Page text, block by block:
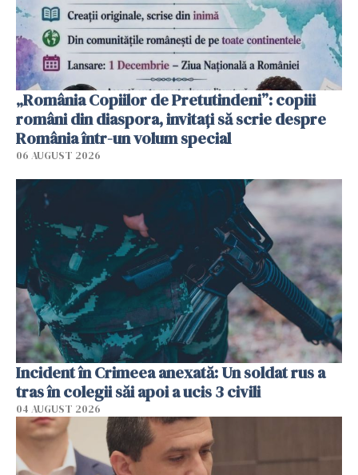
„România Copiilor de Pretutindeni”: copiii
români din diaspora, invitați să scrie despre
România într-un volum special
06 AUGUST 2026
Incident în Crimeea anexată: Un soldat rus a
tras în colegii săi apoi a ucis 3 civili
04 AUGUST 2026